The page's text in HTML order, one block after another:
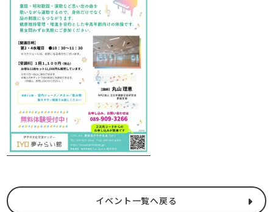
イベント一覧へ戻る